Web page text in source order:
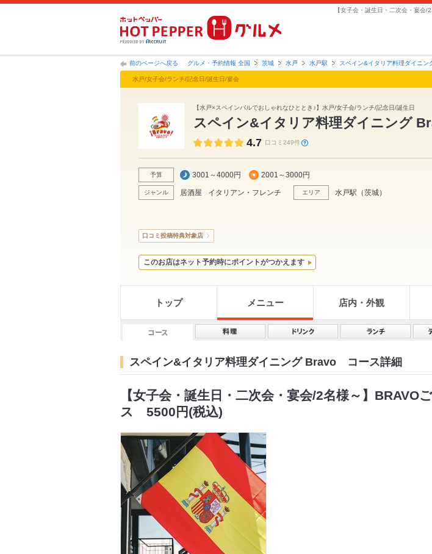
前のページへ戻る グルメ・予約情報 全国 茨城 水戸 水戸駅 スペイン&イタリア料理ダイニン
水戸/女子会/ランチ/記念日/誕生日/宴会
【水戸×スペインバルでおしゃれなひととき♪】水戸/女子会/ランチ/記念日/誕生日
スペイン&イタリア料理ダイニング
4.7 口コミ249件
予算 3001～4000円 2001～3000円
ジャンル 居酒屋 イタリアン・フレンチ エリア 水戸駅 （茨城）
口コミ投稿特典対象店
このお店はネット予約時にポイントがつかえます
トップ メニュー 店内・外観
スペイン&イタリア料理ダイニング Bravo コース詳細
【女子会・誕生日・二次会・宴会/2名様～】BRAVO
ス 5500円(税込)